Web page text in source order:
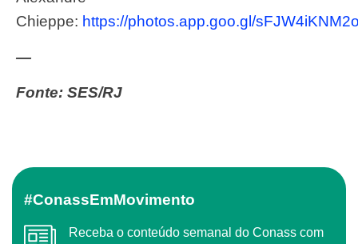
Chieppe: https://photos.app.goo.gl/
—
Fonte: SES/RJ
#ConassEmMovimento
Receba o conteúdo semanal do Conass com